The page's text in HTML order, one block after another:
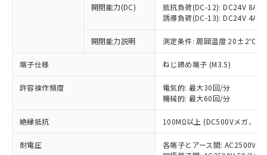
開閉能力(DC)
抵抗負荷(DC-12): DC24V 8A/
誘導負荷(DC-13): DC24V 4A/
開閉能力説明 測定条件: 周囲温度 20±2℃、
端子仕様 ねじ締め端子 (M3.5)
許容操作頻度
電気的: 最大30回/分
機械的: 最大60回/分
絶縁抵抗 100MΩ以上 (DC500Vメガ、点
耐電圧
各端子とアース間: AC2500V
本サービスは、当社制御機器事業取扱
商品の当社在庫状況および標準価格
(税抜)を提供させていただくもので
当社制御機器事業取扱商品の中には、
本サービスの対象外となる商品もある
ことをご了承ください。
在庫状況および標準価格照会結果は、
記載している更新日時点での社内デー
タに基づき作成されるものであり、閲
準価格とは異なる場合があることをご
調査・確認中：EU RoHS指令（10物質）の
非含有の対応状況を調査中または確認中の
非該当品：ライセンス料など無形物で、有
害物質有無と関係のない商品です。
仕入先様の事情により、非含有部品として
いたものが、含有品と判明した場合などや
むを得ず変更することがあります。
*EU RoHS指令（10物質）：
鉛(Pb) 1000ppm以下、 水銀(Hg) 1000ppm以下、 カド
六価クロム(Cr(Ⅵ)) 1000ppm以下、ポリ臭化ビフェニル
「○」：最大均質材料含有率が中国RoHSの
基準値以下であることを示します。
「×」：最大均質材料含有率が中国RoHSの
基準値を超えていることを示します。
「－」：未確認です。当社販売部門へお問
当社は、これら貴社製品のうち、外国
為替および外国貿易法に定める商品
（以下｢規制貨物等」という）を輸出
または国外への提供する場合は、日本
国政府の輸出許可(または役務取引許
可)を取得するなどの必要な手続きを